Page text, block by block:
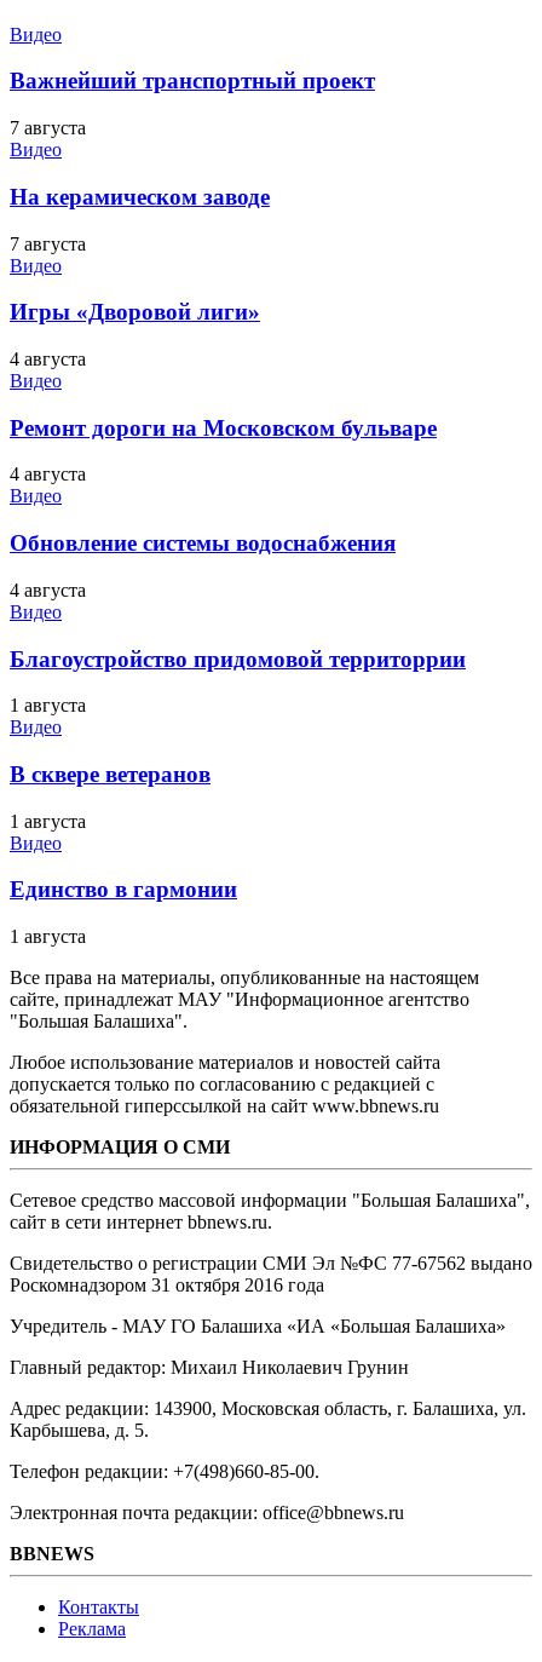
Видео
Важнейший транспортный проект
7 августа
Видео
На керамическом заводе
7 августа
Видео
Игры «Дворовой лиги»
4 августа
Видео
Ремонт дороги на Московском бульваре
4 августа
Видео
Обновление системы водоснабжения
4 августа
Видео
Благоустройство придомовой территоррии
1 августа
Видео
В сквере ветеранов
1 августа
Видео
Единство в гармонии
1 августа
Все права на материалы, опубликованные на настоящем
сайте, принадлежат МАУ "Информационное агентство
"Большая Балашиха".
Любое использование материалов и новостей сайта
допускается только по согласованию с редакцией с
обязательной гиперссылкой на сайт www.bbnews.ru
ИНФОРМАЦИЯ О СМИ
Сетевое средство массовой информации "Большая Балашиха",
сайт в сети интернет bbnews.ru.
Свидетельство о регистрации СМИ Эл №ФС ‎77-67562 выдано
Роскомнадзором 31 октября 2016 года
Учредитель - МАУ ГО Балашиха «ИА «Большая Балашиха»
Главный редактор: Михаил Николаевич Грунин
Адрес редакции: 143900, Московская область, г. Балашиха, ул.
Карбышева, д. 5.
Телефон редакции: +7(498)660-85-00.
Электронная почта редакции: office@bbnews.ru
BBNEWS
Контакты
Реклама